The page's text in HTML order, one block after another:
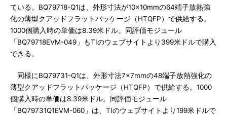
ている。BQ79718-Q1は、外形寸法が10×10mmの64端子放熱強
化の薄型クアッドフラットパッケージ（HTQFP）で供給する。
1000個購入時の単価は8.39米ドル。同評価モジュール
「BQ79718EVM-049」もTIのウェブサイトより399米ドルで購入
できる。
同様にBQ79731-Q1は、外形寸法7×7mmの48端子放熱強化の
薄型クアッドフラットパッケージ（HTQFP）で供給する。1000
個購入時の単価は8.39米ドル。同評価モジュール
「BQ79731Q1EVM-060」は、TIのウェブサイトより199米ドルで